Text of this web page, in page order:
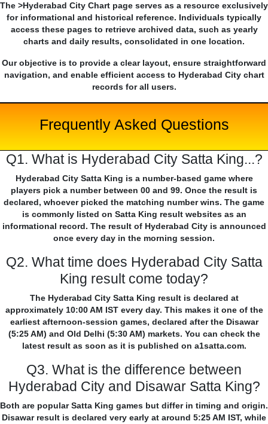
The >Hyderabad City Chart page serves as a resource exclusively
for informational and historical reference. Individuals typically
access these pages to retrieve archived data, such as yearly
charts and daily results, consolidated in one location.
Our objective is to provide a clear layout, ensure straightforward
navigation, and enable efficient access to Hyderabad City chart
records for all users.
Frequently Asked Questions
Q1. What is Hyderabad City Satta King...?
Hyderabad City Satta King is a number-based game where
players pick a number between 00 and 99. Once the result is
declared, whoever picked the matching number wins. The game
is commonly listed on Satta King result websites as an
informational record. The result of Hyderabad City is announced
once every day in the morning session.
Q2. What time does Hyderabad City Satta
King result come today?
The Hyderabad City Satta King result is declared at
approximately 10:00 AM IST every day. This makes it one of the
earliest afternoon-session games, declared after the Disawar
(5:25 AM) and Old Delhi (5:30 AM) markets. You can check the
latest result as soon as it is published on a1satta.com.
Q3. What is the difference between
Hyderabad City and Disawar Satta King?
Both are popular Satta King games but differ in timing and origin.
Disawar result is declared very early at around 5:25 AM IST, while